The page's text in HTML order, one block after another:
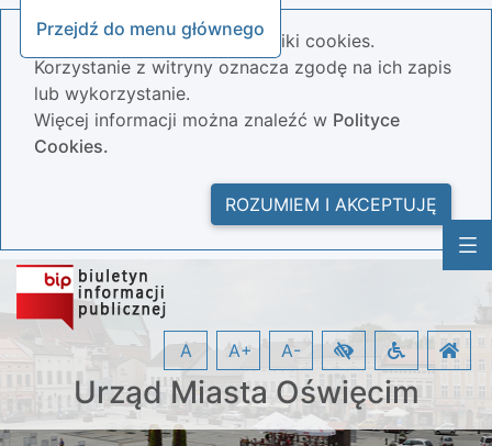
Przejdź do menu głównego
Nasza strona wykorzystuje pliki cookies.
Korzystanie z witryny oznacza zgodę na ich zapis
lub wykorzystanie.
Więcej informacji można znaleźć w Polityce
Cookies.
ROZUMIEM I AKCEPTUJĘ
Urząd Miasta Oświęcim
A A+ A-